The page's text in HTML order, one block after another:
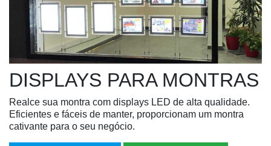
DISPLAYS PARA MONTRAS
Realce sua montra com displays LED de alta qualidade.
Eficientes e fáceis de manter, proporcionam um montra
cativante para o seu negócio.